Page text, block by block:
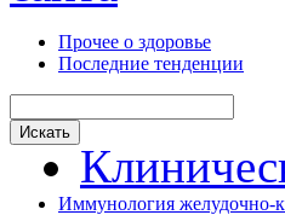
Прочее о здоровье
Последние тенденции
Иммунология желудочно-